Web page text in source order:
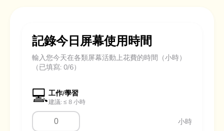
記錄今日屏幕使用時間
輸入您今天在各類屏幕活動上花費的時間（小時）
（已填寫: 0/6）
💻工作/學習
建議: ≤ 8 小時
小時